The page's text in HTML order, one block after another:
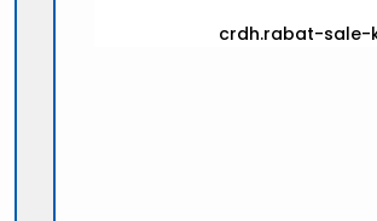
crdh.rabat-sale-